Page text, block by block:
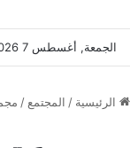
الجمعة, أغسطس 7 2026
الرئيسية / المجتمع /